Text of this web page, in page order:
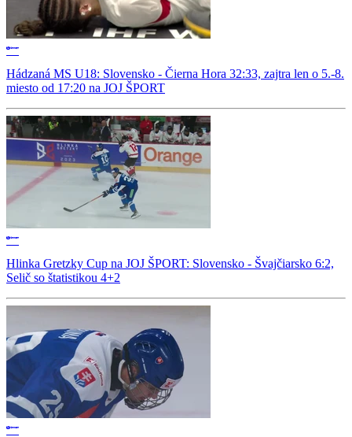
Hádzaná MS U18: Slovensko - Čierna Hora 32:33, zajtra len o 5.-8.
miesto od 17:20 na JOJ ŠPORT
Hlinka Gretzky Cup na JOJ ŠPORT: Slovensko - Švajčiarsko 6:2,
Selič so štatistikou 4+2